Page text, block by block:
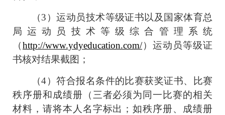
（3 ）运动员技术等级证书以及国家体育总
局运动员技术等级综合管理系统
（http://www.ydyeducation.com/）运动员等级证
书核对结果截图；
（4）符合报名条件的比赛获奖证书、比赛
秩序册和成绩册（三者必须为同一比赛的相关
材料，请将本人名字标出；如秩序册、成绩册